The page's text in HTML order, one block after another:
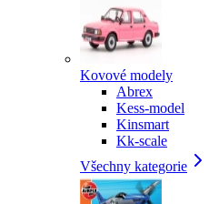
Kovové modely
Abrex
Kess-model
Kinsmart
Kk-scale
Všechny kategorie